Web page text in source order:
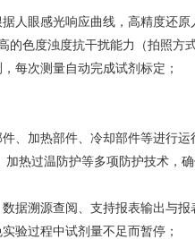
人眼感光响应曲线，高精度还
色度浊度抗干扰能力（拍照方
每次测量自动完成试剂标定；
、加热部件、冷却部件等进行运
热过温防护等多项防护技术，
据溯源查阅、支持报表输出与报
验过程中试剂量不足而暂停；